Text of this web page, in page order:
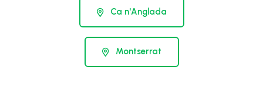
Ca n'Anglada
Montserrat